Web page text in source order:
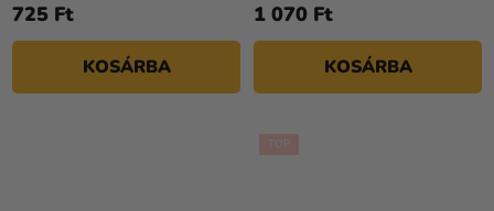
725 Ft
KOSÁRBA
1 070 Ft
KOSÁRBA